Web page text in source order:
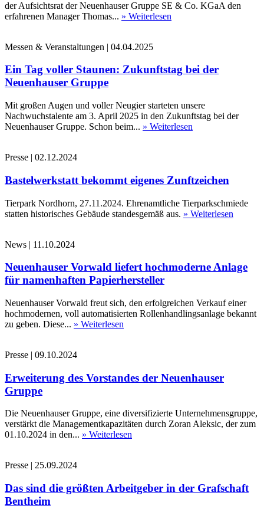
der Aufsichtsrat der Neuenhauser Gruppe SE & Co. KGaA den
erfahrenen Manager Thomas... » Weiterlesen
Messen & Veranstaltungen | 04.04.2025
Ein Tag voller Staunen: Zukunftstag bei der
Neuenhauser Gruppe
Mit großen Augen und voller Neugier starteten unsere
Nachwuchstalente am 3. April 2025 in den Zukunftstag bei der
Neuenhauser Gruppe. Schon beim... » Weiterlesen
Presse | 02.12.2024
Bastelwerkstatt bekommt eigenes Zunftzeichen
Tierpark Nordhorn, 27.11.2024. Ehrenamtliche Tierparkschmiede
statten historisches Gebäude standesgemäß aus. » Weiterlesen
News | 11.10.2024
Neuenhauser Vorwald liefert hochmoderne Anlage
für namenhaften Papierhersteller
Neuenhauser Vorwald freut sich, den erfolgreichen Verkauf einer
hochmodernen, voll automatisierten Rollenhandlingsanlage bekannt
zu geben. Diese... » Weiterlesen
Presse | 09.10.2024
Erweiterung des Vorstandes der Neuenhauser
Gruppe
Die Neuenhauser Gruppe, eine diversifizierte Unternehmensgruppe,
verstärkt die Managementkapazitäten durch Zoran Aleksic, der zum
01.10.2024 in den... » Weiterlesen
Presse | 25.09.2024
Das sind die größten Arbeitgeber in der Grafschaft
Bentheim